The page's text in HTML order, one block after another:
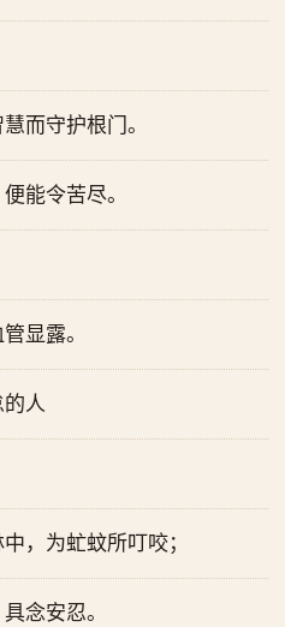
而守护根门。
能令苦尽。
显露。
人
，为虻蚊所叮咬；
念安忍。